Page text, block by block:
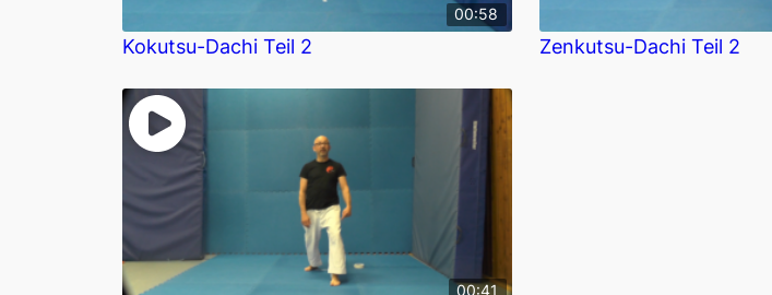
00:58
Kokutsu-Dachi Teil 2 Zenkutsu-Dachi Teil 2
00:41